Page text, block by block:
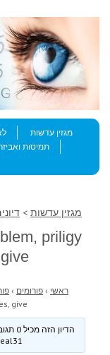
Menu
Skip to content
מגזין עדשות
תמיסות
מגזין עדשות >
priligy
ראשי › פורומים ›
give.
הדיון הזה מכיל 0 תגובות, ויש לו משתתף 1, והוא עודכן לאחרונה ע״י